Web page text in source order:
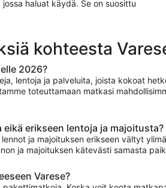
haluat käydä. Se on suosittu
kohteesta
2026?
lentoja ja palveluita, joista kokoat
toteuttamaan matkasi
erikseen lentoja ja majoitusta?
ja majoituksen erikseen vältyt
ja majoituksen kätevästi samasta
Varese?